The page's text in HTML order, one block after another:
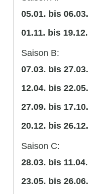
05.01. bis 06.03.
01.11. bis 19.12.
Saison B:
07.03. bis 27.03.
12.04. bis 22.05.
27.09. bis 17.10.
20.12. bis 26.12.
Saison C:
28.03. bis 11.04.
23.05. bis 26.06.